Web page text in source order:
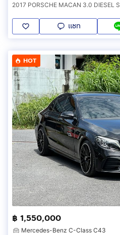
2017 PORSCHE MACAN 3.0 DIESEL S
แชท
HOT
฿ 1,550,000
Mercedes-Benz C-Class C43